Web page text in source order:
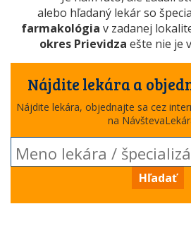
alebo hľadaný lekár so
farmakológia v zadanej
okres Prievidza ešte nie je
Nájdite lekára a
Nájdite lekára, objednajte sa cez
na
Hľadať